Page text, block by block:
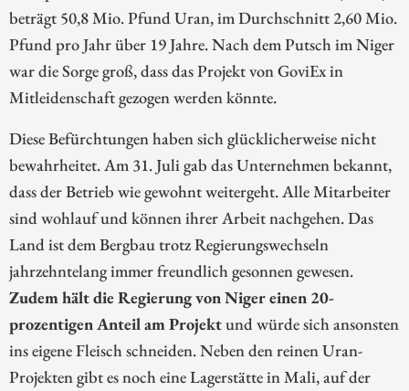
beträgt 50,8 Mio. Pfund Uran, im Durchschnitt 2,60 Mio.
Pfund pro Jahr über 19 Jahre. Nach dem Putsch im Niger
war die Sorge groß, dass das Projekt von GoviEx in
Mitleidenschaft gezogen werden könnte.
Diese Befürchtungen haben sich glücklicherweise nicht
bewahrheitet. Am 31. Juli gab das Unternehmen bekannt,
dass der Betrieb wie gewohnt weitergeht. Alle Mitarbeiter
sind wohlauf und können ihrer Arbeit nachgehen. Das
Land ist dem Bergbau trotz Regierungswechseln
jahrzehntelang immer freundlich gesonnen gewesen.
Zudem hält die Regierung von Niger einen 20-
prozentigen Anteil am Projektund würde sich ansonsten
ins eigene Fleisch schneiden. Neben den reinen Uran-
Projekten gibt es noch eine Lagerstätte in Mali, auf der